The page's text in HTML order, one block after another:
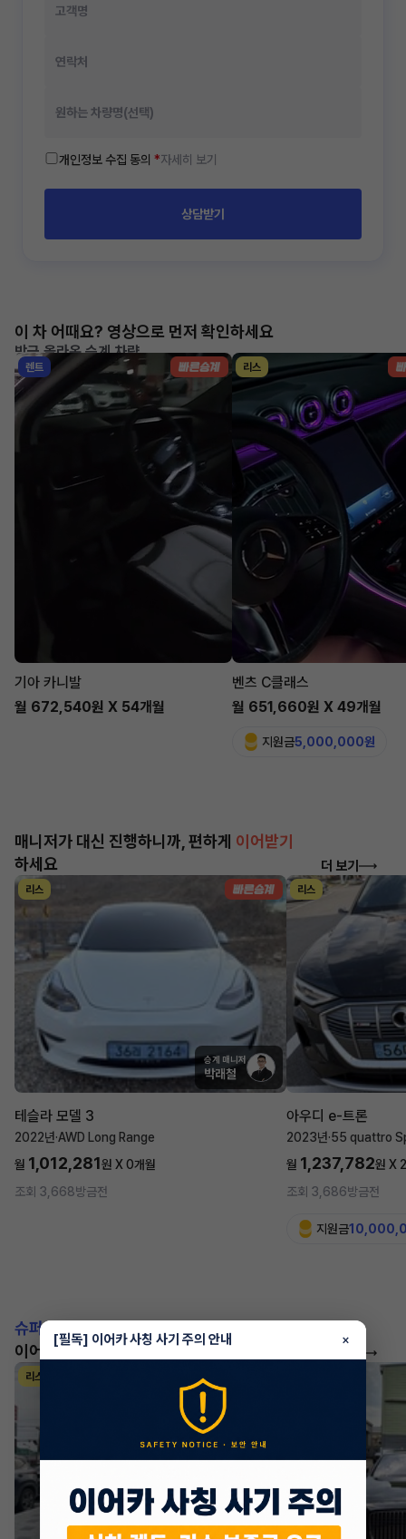
개인정보 수집 동의 *자세히 보기
상담받기
이 차 어때요? 영상으로 먼저 확인하세요
방금 올라온 승계 차량
렌트
기아 카니발
월 672,540원 X 54개월
리스
벤츠 C클래스
월 651,660원 X 49개월
지원금5,000,000원
매니저가 대신 진행하니까, 편하게 이어받기
하세요
더 보기
리스
승계 매니저
박래철
테슬라 모델 3
2022년·AWD Long Range
월 1,012,281원 X0개월
조회 3,668방금전
리스
아우디 e-트론
2023년·55 quattro
월 1,237,782원 X
조회 3,686방금전
지원금
슈퍼카!
이어카에서 좋은 조건으로 만나보세요
리스
[필독] 이어카 사칭 사기 주의 안내 ×